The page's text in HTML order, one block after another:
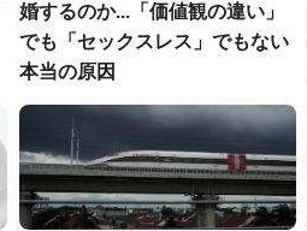
婚するのか...「価値観の違い」
でも「セックスレス」でもない
本当の原因